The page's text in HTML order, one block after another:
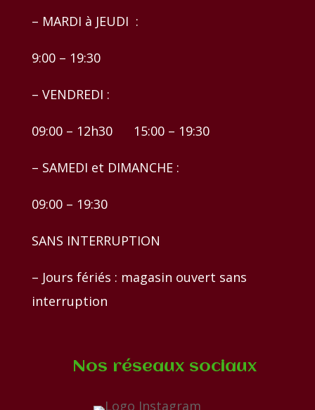
– MARDI à JEUDI :
9:00 – 19:30
– VENDREDI :
09:00 – 12h30 15:00 – 19:30
– SAMEDI et DIMANCHE :
09:00 – 19:30
SANS INTERRUPTION
– Jours fériés : magasin ouvert sans
interruption
Nos réseaux sociaux